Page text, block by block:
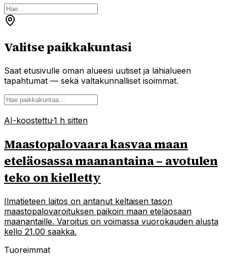
Valitse paikkakuntasi
Saat etusivulle oman alueesi uutiset ja lähialueen
tapahtumat — sekä valtakunnalliset isoimmat.
AI-koostettu·1 h sitten
Maastopalovaara kasvaa maan
eteläosassa maanantaina – avotulen
teko on kielletty
Ilmatieteen laitos on antanut keltaisen tason
maastopalovaroituksen paikoin maan eteläosaan
maanantaille. Varoitus on voimassa vuorokauden alusta
kello 21.00 saakka.
Tuoreimmat